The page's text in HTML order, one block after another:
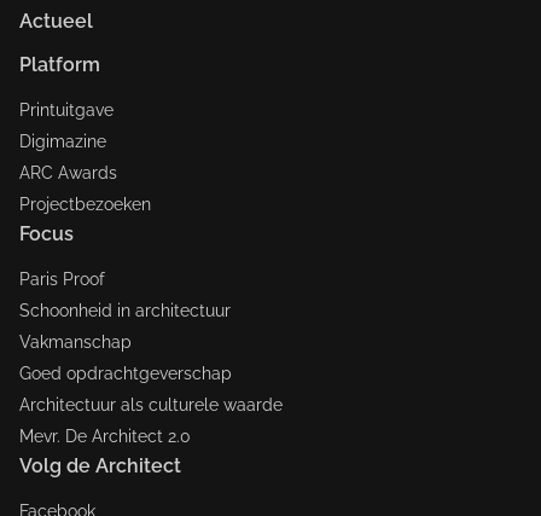
Actueel
Platform
Printuitgave
Digimazine
ARC Awards
Projectbezoeken
Focus
Paris Proof
Schoonheid in architectuur
Vakmanschap
Goed opdrachtgeverschap
Architectuur als culturele waarde
Mevr. De Architect 2.0
Volg de Architect
Facebook